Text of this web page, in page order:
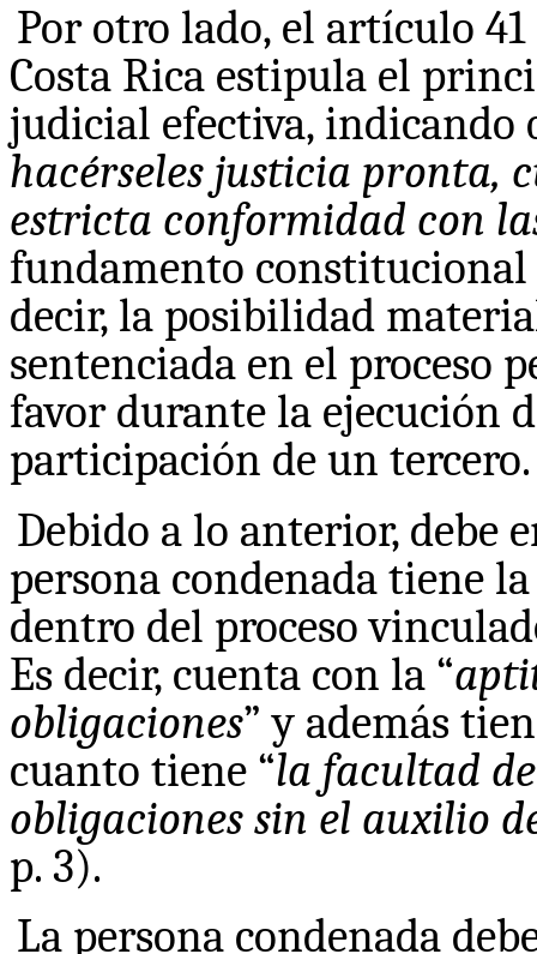
Por otro lado, el artículo
Costa Rica estipula el
judicial efectiva, indicando
hacérseles justicia pronta,
estricta conformidad con
fundamento constitucional
decir, la posibilidad
sentenciada en el proceso
favor durante la ejecución
participación de un tercero.
Debido a lo anterior, debe
persona condenada tiene
dentro del proceso
Es decir, cuenta con la “
obligaciones” y además
cuanto tiene “la facultad
obligaciones sin el auxilio
p. 3).
La persona condenada